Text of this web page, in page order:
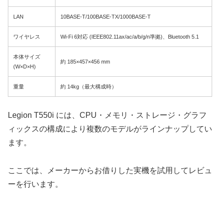
LAN 10BASE-T/100BASE-TX/1000BASE-T
ワイヤレス Wi-Fi 6対応 (IEEE802.11ax/ac/a/b/g/n準拠)、Bluetooth 5.1
本体サイズ
(W×D×H)
約 185×457×456 mm
重量 約 14kg（最大構成時）
Legion T550i には、CPU・メモリ・ストレージ・グラフ
ィックスの構成により複数のモデルがラインナップしてい
ます。
ここでは、メーカーからお借りした実機を試用してレビュ
ーを行います。